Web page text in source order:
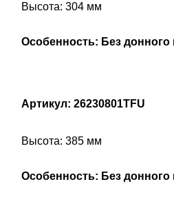
Высота: 304 мм
Особенность: Без донного
Артикул: 26230801TFU
Высота: 385 мм
Особенность: Без донного